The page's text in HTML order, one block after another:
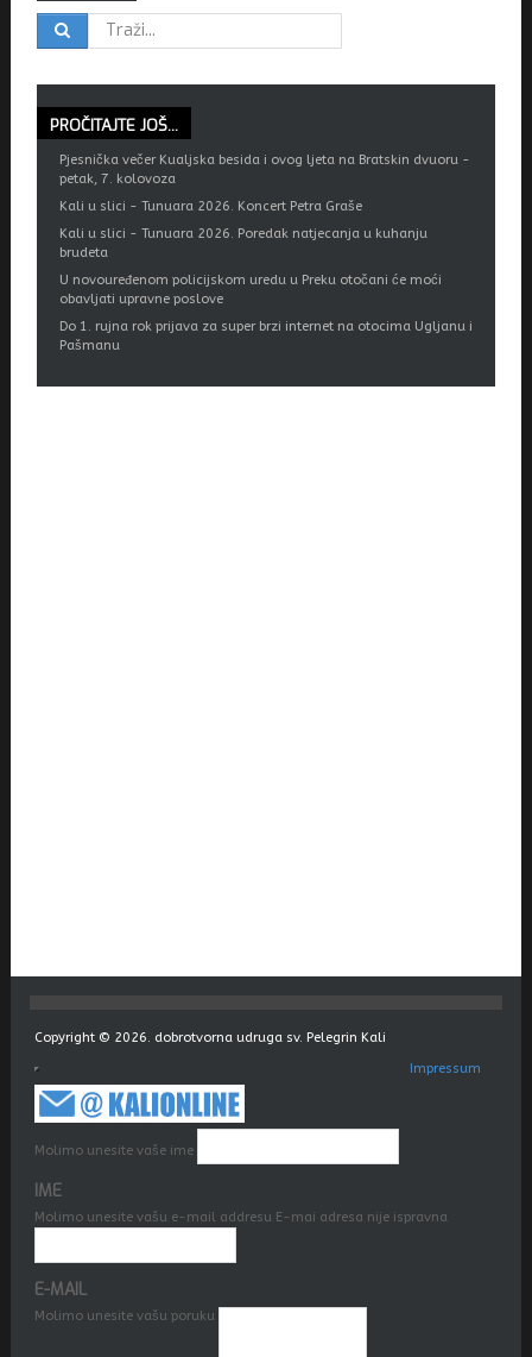
PROČITAJTE JOŠ...
Pjesnička večer Kualjska besida i ovog ljeta na Bratskin dvuoru -
petak, 7. kolovoza
Kali u slici - Tunuara 2026. Koncert Petra Graše
Kali u slici - Tunuara 2026. Poredak natjecanja u kuhanju
brudeta
U novouređenom policijskom uredu u Preku otočani će moći
obavljati upravne poslove
Do 1. rujna rok prijava za super brzi internet na otocima Ugljanu i
Pašmanu
Copyright © 2026. dobrotvorna udruga sv. Pelegrin Kali
Impressum
Molimo unesite vaše ime
IME
Molimo unesite vašu e-mail addresu E-mai adresa nije ispravna
E-MAIL
Molimo unesite vašu poruku